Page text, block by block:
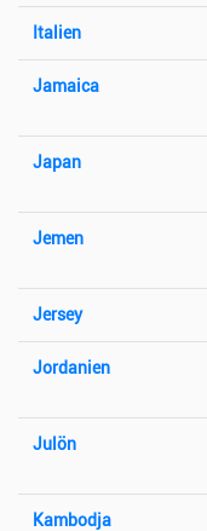
Italien
Jamaica
Japan
Jemen
Jersey
Jordanien
Julön
Kambodja